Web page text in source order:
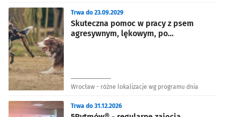
Skuteczna pomoc w pracy z psem
agresywnym, lękowym, po
Trwa do 23.09.2029
Wrocław - różne lokalizacje wg programu dnia
Trwa do 31.12.2026